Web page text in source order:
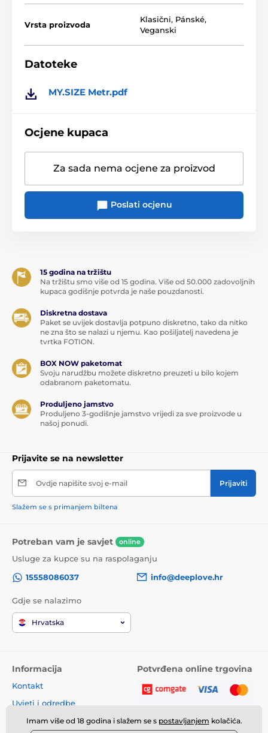
Izuzetno tanki za intiman osjećaj
Jednostavno navlačenje
Veganski
Pregled veličina
Kako izmjeriti penis
I) Pomoću mobilne
aplikacije
https://mysize.de/en#guide
II) Pomoću metra
pronaći ćete MY.SIZE metar
Proizvod je uvršten u kategorije
Kondomi
Vrsta proizvoda
Klasični, Pánské,
Veganski
Datoteke
MY.SIZE Metr.pdf
Ocjene kupaca
Za sada nema ocjene za proizvod
Poslati ocjenu
15 godina na tržištu
Na tržištu smo više od 15 godina. Više od 50.000 zadovoljnih
kupaca godišnje potvrda je naše pouzdanosti.
Diskretna dostava
Paket se uvijek dostavlja potpuno diskretno, tako da nitko
ne zna što se nalazi u njemu. Kao pošiljatelj navedena je
tvrtka FOTION.
BOX NOW paketomat
Svoju narudžbu možete diskretno preuzeti u bilo kojem
odabranom paketomatu.
Produljeno jamstvo
Produljeno 3-godišnje jamstvo vrijedi za sve proizvode u
našoj ponudi.
Prijavite se na newsletter
Ovdje napišite svoj e-mail Prijaviti
Slažem se s primanjem biltena
Potreban vam je savjet online
Usluge za kupce su na raspolaganju
15558086037
info@deeplove.hr
Gdje se nalazimo
Hrvatska
Informacija
Kontakt
Uvjeti i odredbe
Potvrđena online trgovina
Imam više od 18 godina i slažem se s postavljanjem kolačića.